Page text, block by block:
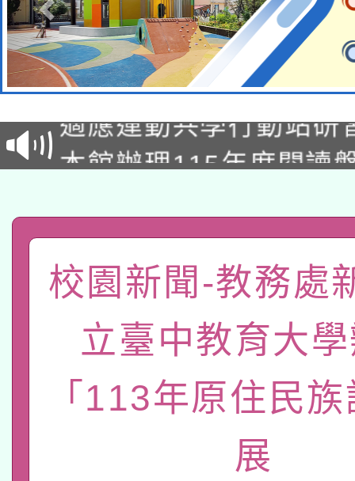
本校115學年度第2次
招甄選結果公告(無人
招)
本館辦理115年度閱讀
礎課程
A3數位素養講師名單
「數位內容與教學軟體
pilot」
薪期間赴陸應申請許可
轉知經濟部水利署委託
業技術研究院辦理「
用水績優單位及節水達
115年8月22日(星期六
桃園市孔廟祈福系列
本校115學年度第2次
校園新聞-教務處
立臺中教育大
「113年原住民
展